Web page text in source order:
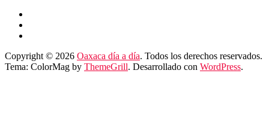
Copyright © 2026 Oaxaca día a día. Todos los derechos reservados.
Tema: ColorMag by ThemeGrill. Desarrollado con WordPress.